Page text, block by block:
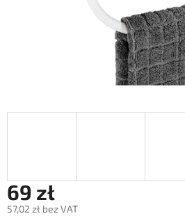
69 zł
57,02 zł bez VAT